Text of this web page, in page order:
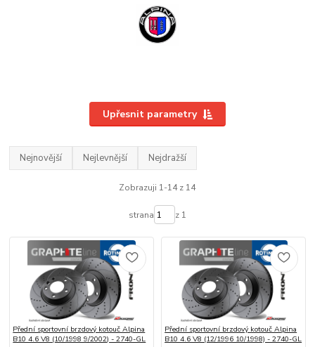
Upřesnit parametry
Nejnovější Nejlevnější Nejdražší
Zobrazuji 1-14 z 14
strana z 1
Přední sportovní brzdový kotouč Alpina
B10 4.6 V8 (10/1998 9/2002) - 2740-GL
Přední sportovní brzdový kotouč Alpina
B10 4.6 V8 (12/1996 10/1998) - 2740-GL